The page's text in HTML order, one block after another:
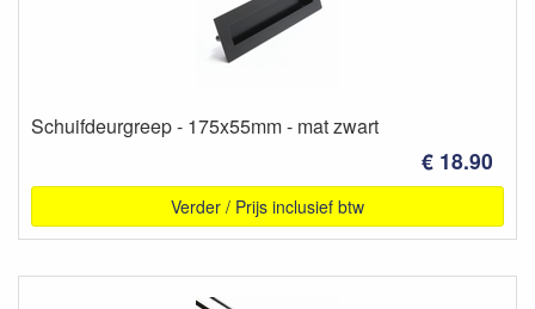
Schuifdeurgreep - 175x55mm - mat zwart
€ 18.90
Verder / Prijs inclusief btw